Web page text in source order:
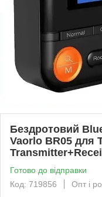
Бездротовий
Vaorlo BR05 для
Готово до відправки
Код: 719856
Опт і